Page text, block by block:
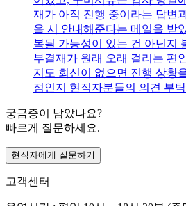
재가 아직 진행 중이라는 답변
을 시 안내해준다는 메일을 받
복될 가능성이 있는 건 아닌지
부결재가 원래 오래 걸리는 편
지도 회신이 없으면 진행 상황
점인지 현직자분들의 의견 부
궁금증이 남았나요?
빠르게 질문하세요.
현직자에게 질문하기
고객센터